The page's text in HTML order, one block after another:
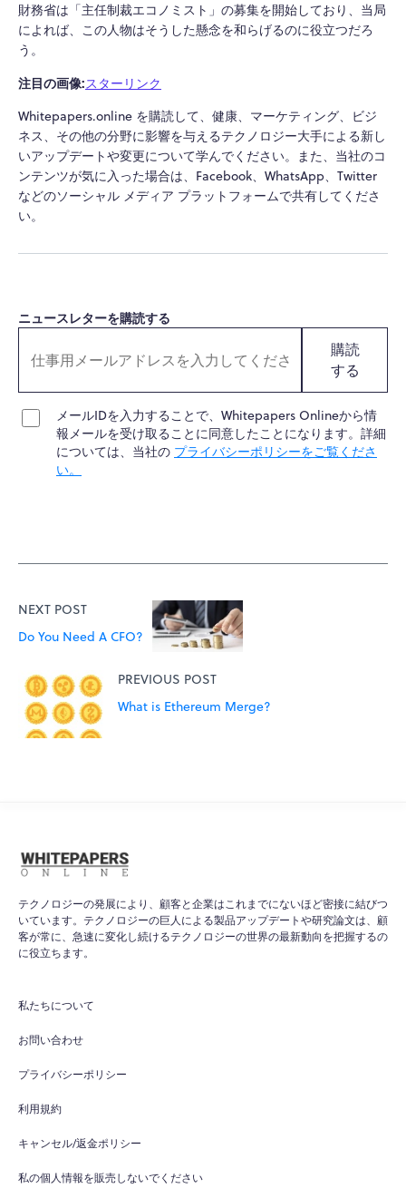
財務省は「主任制裁エコノミスト」の募集を開始しており、当局
によれば、この人物はそうした懸念を和らげるのに役立つだろ
う。
注目の画像:スターリンク
Whitepapers.online を購読して、健康、マーケティング、ビジ
ネス、その他の分野に影響を与えるテクノロジー大手による新し
いアップデートや変更について学んでください。また、当社のコ
ンテンツが気に入った場合は、Facebook、WhatsApp、Twitter
などのソーシャル メディア プラットフォームで共有してくださ
い。
ニュースレターを購読する
購読
する
メールIDを入力することで、Whitepapers Onlineから情
報メールを受け取ることに同意したことになります。詳細
については、当社の プライバシーポリシーをご覧くださ
い。
NEXT POST
Do You Need A CFO?
PREVIOUS POST
What is Ethereum Merge?
テクノロジーの発展により、顧客と企業はこれまでにないほど密接に結びつ
いています。テクノロジーの巨人による製品アップデートや研究論文は、顧
客が常に、急速に変化し続けるテクノロジーの世界の最新動向を把握するの
に役立ちます。
私たちについて
お問い合わせ
プライバシーポリシー
利用規約
キャンセル/返金ポリシー
私の個人情報を販売しないでください